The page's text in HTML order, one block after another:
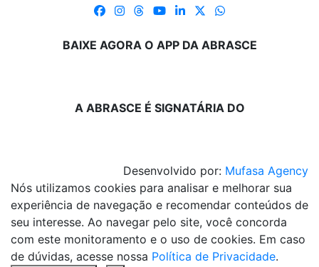
BAIXE AGORA O APP DA ABRASCE
A ABRASCE É SIGNATÁRIA DO
Desenvolvido por: Mufasa Agency
Nós utilizamos cookies para analisar e melhorar sua
experiência de navegação e recomendar conteúdos de
seu interesse. Ao navegar pelo site, você concorda
com este monitoramento e o uso de cookies. Em caso
de dúvidas, acesse nossa Política de Privacidade.